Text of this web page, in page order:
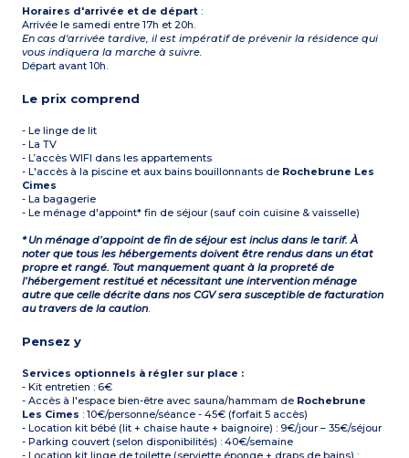
Horaires d'arrivée et de départ :
Arrivée le samedi entre 17h et 20h.
En cas d'arrivée tardive, il est impératif de prévenir la résidence qui
vous indiquera la marche à suivre.
Départ avant 10h.
Le prix comprend
- Le linge de lit
- La TV
- L’accès WIFI dans les appartements
- L'accès à la piscine et aux bains bouillonnants de Rochebrune Les
Cimes
- La bagagerie
- Le ménage d'appoint* fin de séjour (sauf coin cuisine & vaisselle)
* Un ménage d’appoint de fin de séjour est inclus dans le tarif. À
noter que tous les hébergements doivent être rendus dans un état
propre et rangé. Tout manquement quant à la propreté de
l’hébergement restitué et nécessitant une intervention ménage
autre que celle décrite dans nos CGV sera susceptible de facturation
au travers de la caution.
Pensez y
Services optionnels à régler sur place :
- Kit entretien : 6€
- Accès à l'espace bien-être avec sauna/hammam de Rochebrune
Les Cimes : 10€/personne/séance - 45€ (forfait 5 accès)
- Location kit bébé (lit + chaise haute + baignoire) : 9€/jour – 35€/séjour
- Parking couvert (selon disponibilités) : 40€/semaine